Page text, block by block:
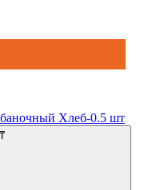
баночный Хлеб-0.5 шт